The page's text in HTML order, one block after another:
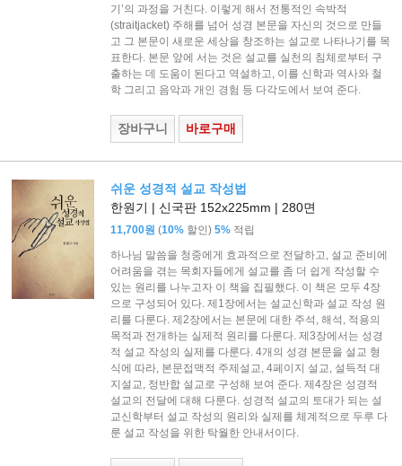
기’의 과정을 거친다. 이렇게 해서 전통적인 속박적
(straitjacket) 주해를 넘어 성경 본문을 자신의 것으로 만들
고 그 본문이 새로운 세상을 창조하는 설교로 나타나기를 목
표한다. 본문 앞에 서는 것은 설교를 실천의 침체로부터 구
출하는 데 도움이 된다고 역설하고, 이를 신학과 역사와 철
학 그리고 음악과 개인 경험 등 다각도에서 보여 준다.
장바구니 바로구매
쉬운 성경적 설교 작성법
한원기 | 신국판 152x225mm | 280면
11,700원 (10% 할인) 5% 적립
하나님 말씀을 청중에게 효과적으로 전달하고, 설교 준비에
어려움을 겪는 목회자들에게 설교를 좀 더 쉽게 작성할 수
있는 원리를 나누고자 이 책을 집필했다. 이 책은 모두 4장
으로 구성되어 있다. 제1장에서는 설교신학과 설교 작성 원
리를 다룬다. 제2장에서는 본문에 대한 주석, 해석, 적용의
목적과 전개하는 실제적 원리를 다룬다. 제3장에서는 성경
적 설교 작성의 실제를 다룬다. 4개의 성경 본문을 설교 형
식에 따라, 본문접맥적 주제설교, 4페이지 설교, 설득적 대
지설교, 정반합 설교로 구성해 보여 준다. 제4장은 성경적
설교의 전달에 대해 다룬다. 성경적 설교의 토대가 되는 설
교신학부터 설교 작성의 원리와 실제를 체계적으로 두루 다
룬 설교 작성을 위한 탁월한 안내서이다.